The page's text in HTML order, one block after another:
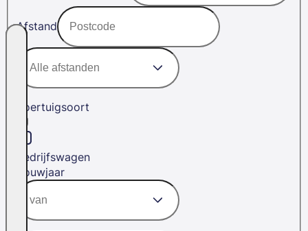
Afstand
Voertuigsoort
Bedrijfswagen
Bouwjaar